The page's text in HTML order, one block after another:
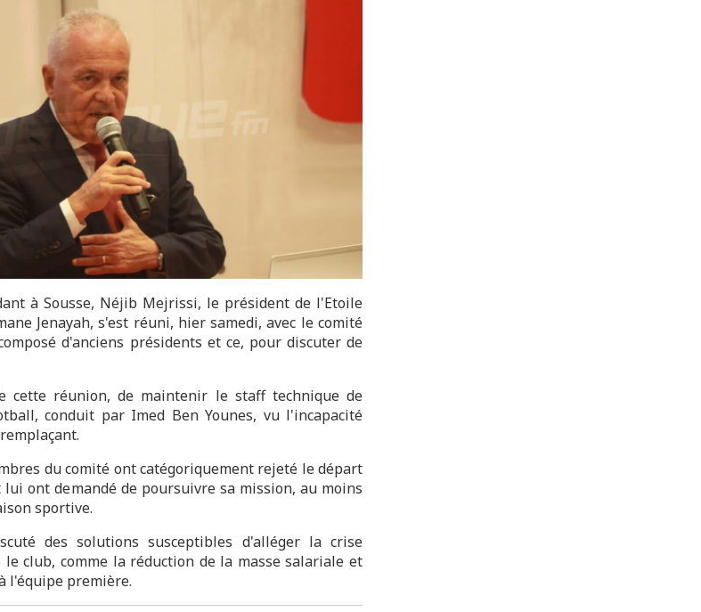
à Sousse, Néjib Mejrissi, le président de l'Etoile
Jenayah, s'est réuni, hier samedi, avec le comité
d'anciens présidents et ce, pour discuter de
cette réunion, de maintenir le staff technique de
conduit par Imed Ben Younes, vu l'incapacité
du comité ont catégoriquement rejeté le départ
lui ont demandé de poursuivre sa mission, au moins
sportive.
des solutions susceptibles d'alléger la crise
club, comme la réduction de la masse salariale et
l'équipe première.